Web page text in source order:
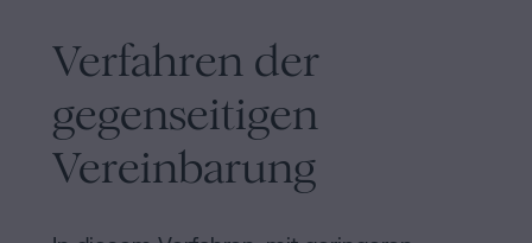
Verfahren der
gegenseitigen
Vereinbarung